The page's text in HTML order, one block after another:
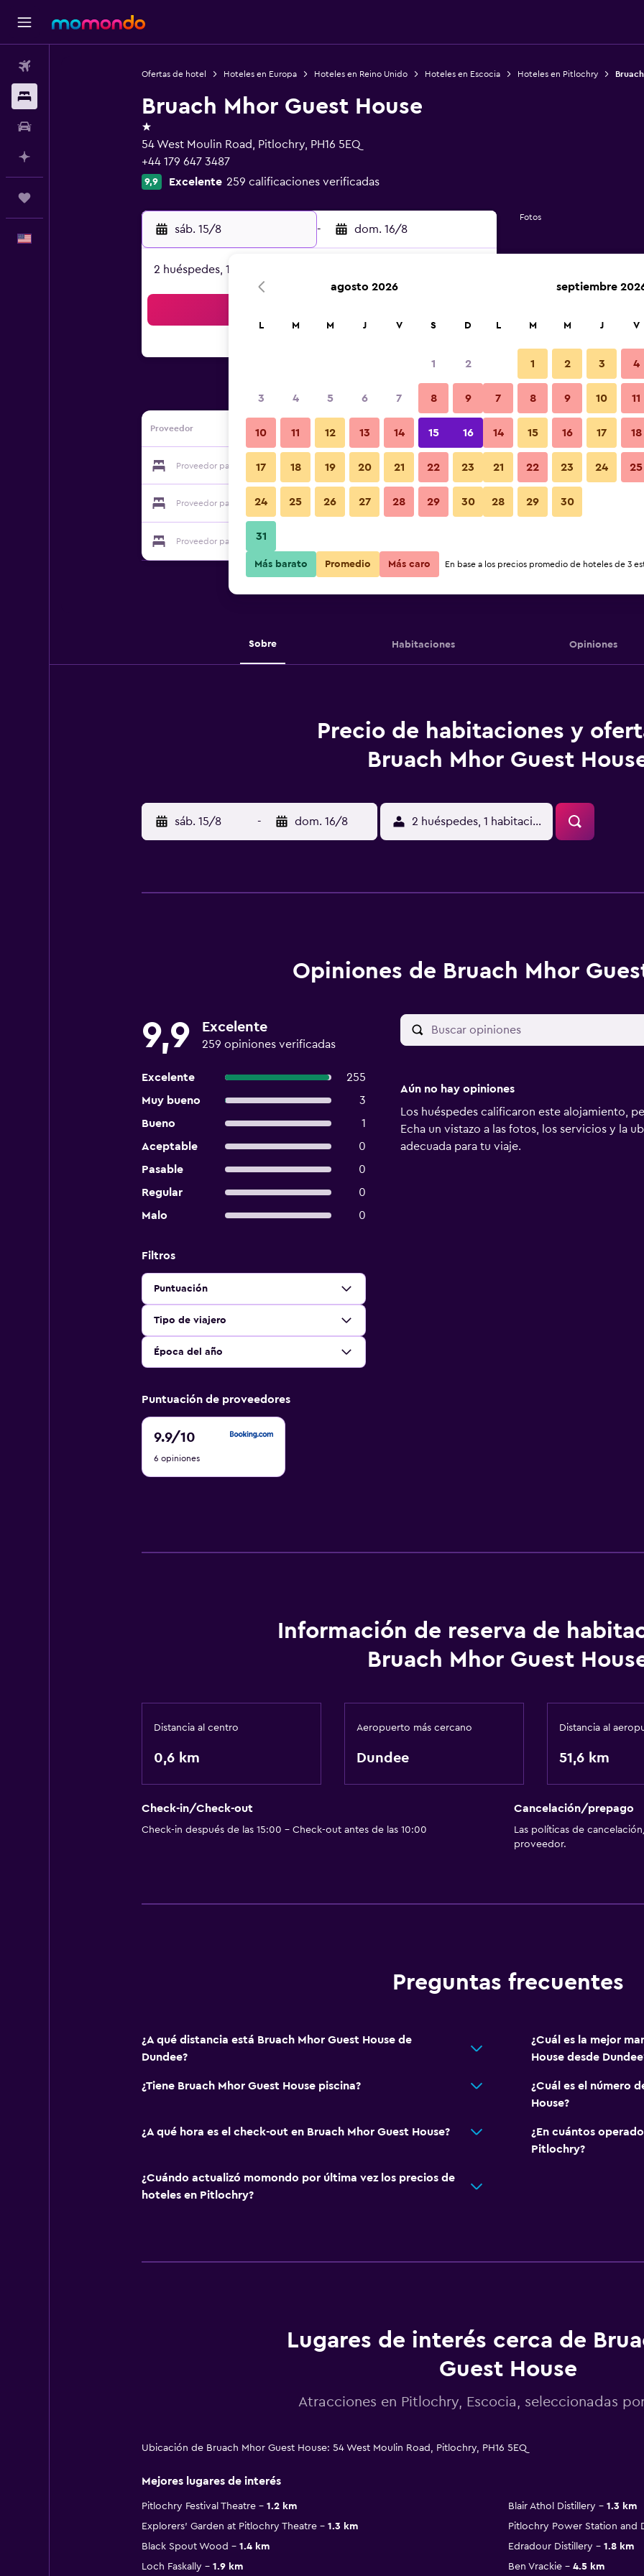
Ofertas de hotel Hoteles en Europa Hoteles en Reino Unido Hoteles en Escocia Hoteles en Pitlochry
Bruach Mhor Guest House
1 estrella
54 West Moulin Road, Pitlochry, PH16 5EQ
+44 179 647 3487
9,9 Excelente 259 calificaciones verificadas
sáb. 15/8 - dom. 16/8
2 huéspedes, 1 habitación
Proveedor
Proveedor para Bruach Mhor Guest House Ver precios
Proveedor para Bruach Mhor Guest House Ver precios
Proveedor para Bruach Mhor Guest House
Fotos
Sobre Habitaciones Opiniones
Precio de habitaciones y
Bruach Mhor Guest
sáb. 15/8 - dom. 16/8 2 huéspedes, 1 habitación
Opiniones de Bruach Mhor
9,9 Excelente
259 opiniones verificadas
Excelente
255
Muy bueno
3
Bueno
1
Aceptable
0
Pasable
0
Regular
0
Malo
0
Filtros
Puntuación
Tipo de viajero
Época del año
Puntuación de proveedores
9.9/10
9.9
10
6 opiniones
Aún no hay opiniones
Los huéspedes calificaron este alojamiento,
Echa un vistazo a las fotos, los servicios y la
adecuada para tu viaje.
Información de reserva de
Bruach Mhor Guest
Distancia al centro
0,6 km
Aeropuerto más cercano
Dundee
Distancia al
51,6 km
Check-in/Check-out
Check-in después de las 15:00 - Check-out antes de las 10:00
Cancelación/prepago
Las políticas de
proveedor.
Preguntas frecuentes
¿A qué distancia está Bruach Mhor Guest House de
Dundee?
¿Cuál es la mejor
House desde
¿Tiene Bruach Mhor Guest House piscina?
¿Cuál es el número
House?
¿A qué hora es el check-out en Bruach Mhor Guest House?
¿En cuántos
Pitlochry?
¿Cuándo actualizó momondo por última vez los precios de
hoteles en Pitlochry?
Lugares de interés cerca de
Guest House
Atracciones en Pitlochry, Escocia, seleccionadas
Ubicación de Bruach Mhor Guest House: 54 West Moulin Road, Pitlochry, PH16 5EQ
Mejores lugares de interés
Pitlochry Festival Theatre 1.2 km Blair Athol Distillery
1.3 km
Explorers' Garden at Pitlochry Theatre
1.3 km Pitlochry Power Station and
Black Spout Wood
1.4 km Edradour Distillery
1.8 km
Loch Faskally
1.9 km Ben Vrackie 4.5 km
agosto 2026
L M M J V S D
1 2
3 4 5 6 7 8 9
10 11 12 13 14 15 16
17 18 19 20 21 22 23
24 25 26 27 28 29 30
31
septiembre
L M M J V
1 2 3 4
7 8 9 10 11
14 15 16 17 18
21 22 23 24 25
28 29 30
Más barato Promedio Más caro En base a los precios promedio de hoteles de 3